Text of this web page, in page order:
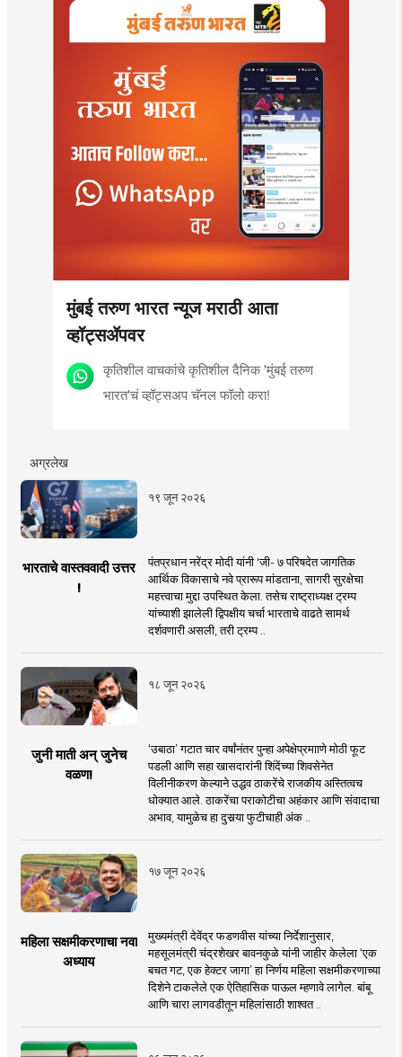
मुंबई तरुण भारत न्यूज मराठी आता
व्हॉट्सॲपवर
कृतिशील वाचकांचे कृतिशील दैनिक 'मुंबई तरुण
भारत'चं व्हॉट्सअप चॅनल फॉलो करा!
अग्रलेख
१९ जून २०२६
भारताचे वास्तववादी उत्तर
!
पंतप्रधान नरेंद्र मोदी यांनी 'जी- ७ परिषदेत जागतिक
आर्थिक विकासाचे नवे प्रारूप मांडताना, सागरी सुरक्षेचा
महत्त्वाचा मुद्दा उपस्थित केला. तसेच राष्ट्राध्यक्ष ट्रम्प
यांच्याशी झालेली द्विपक्षीय चर्चा भारताचे वाढते सामर्थ
दर्शवणारी असली, तरी ट्रम्प ..
१८ जून २०२६
जुनी माती अन् जुनेच
वळण!
‘उबाठा’ गटात चार वर्षांनंतर पुन्हा अपेक्षेप्रमााणे मोठी फूट
पडली आणि सहा खासदारांनी शिंदेंच्या शिवसेनेत
विलीनीकरण केल्याने उद्धव ठाकरेंचे राजकीय अस्तित्वच
धोक्यात आले. ठाकरेंचा पराकोटीचा अहंकार आणि संवादाचा
अभाव, यामुळेच हा दुसर्‍या फुटीचाही अंक ..
१७ जून २०२६
महिला सक्षमीकरणाचा नवा
अध्याय
मुख्यमंत्री देवेंद्र फडणवीस यांच्या निर्देशानुसार,
महसूलमंत्री चंद्रशेखर बावनकुळे यांनी जाहीर केलेला ‘एक
बचत गट, एक हेक्टर जागा’ हा निर्णय महिला सक्षमीकरणाच्या
दिशेने टाकलेले एक ऐतिहासिक पाऊल म्हणावे लागेल. बांबू
आणि चारा लागवडीतून महिलांसाठी शाश्वत ..